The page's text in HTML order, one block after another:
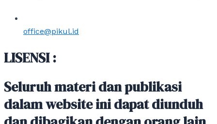
office@pikul.id
LISENSI :
Seluruh materi dan publikasi
dalam website ini dapat diunduh